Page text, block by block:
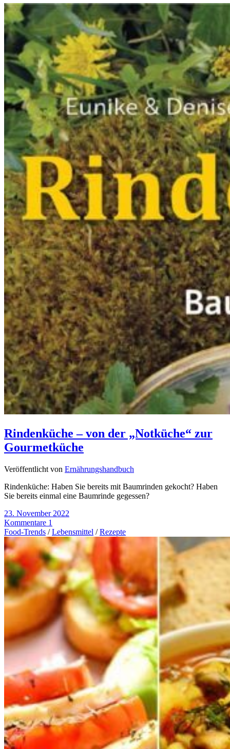
Rindenküche – von der „Notküche“ zur
Gourmetküche
Veröffentlicht von Ernährungshandbuch
Rindenküche: Haben Sie bereits mit Baumrinden gekocht? Haben
Sie bereits einmal eine Baumrinde gegessen?
23. November 2022
Kommentare 1
Food-Trends /Lebensmittel /Rezepte